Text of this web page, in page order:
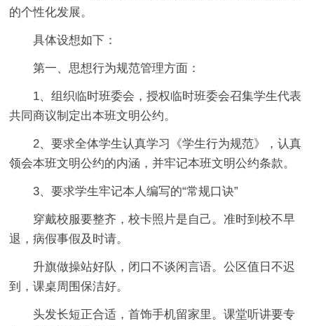
的个性化发展。
具体设想如下：
第一、思想行为规范管理方面：
1、组织临时班委会，授权临时班委会召集学生代表
共同商议制定出本班文明公约。
2、要求全体学生认真学习《学生行为规范》，认真
领会本班文明公约的内涵，并牢记本班文明公约条款。
3、要求学生牢记本人编写的“常规口诀”
穿戴校服要整齐，校卡照片是自己。准时到校不早
退，病假事假及时请。
升旗做操站好队，闭口不谈闲言语。公区值日不迟
到，课桌周围保洁好。
头发长短正合适，首饰手机留家里。课堂听讲要专